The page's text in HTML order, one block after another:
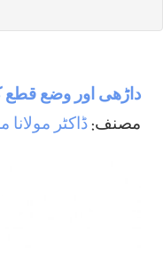
داڑھی اور وضع قطع
مصنف:ڈاکٹر